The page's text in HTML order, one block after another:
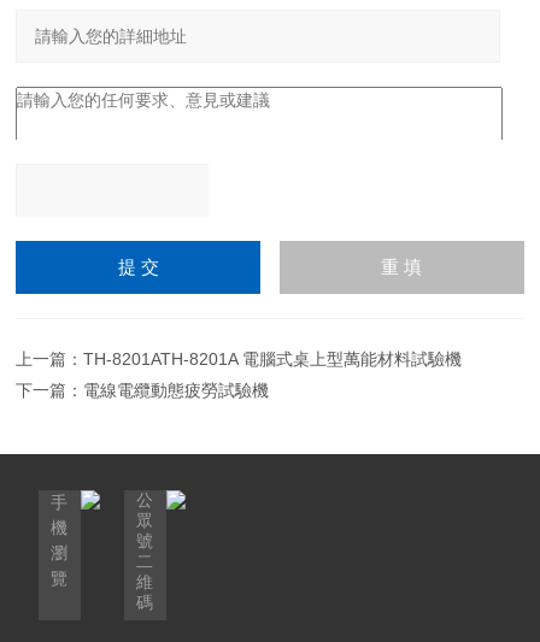
請輸入計算結果（填寫阿
=7
上一篇：TH-8201ATH-8201A 電腦式桌上型萬能材料試驗機
下一篇： 電線電纜動態疲勞試驗機
手
機
瀏
覽
公
眾
號
二
維
碼